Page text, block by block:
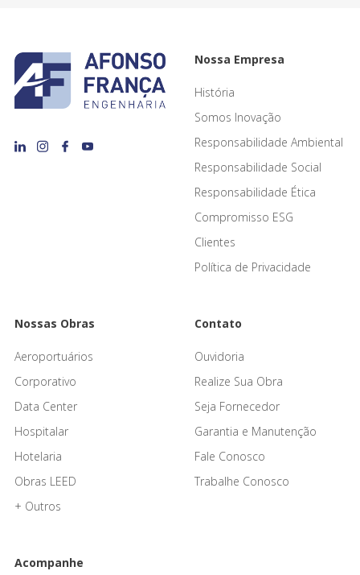
Nossa Empresa
História
Somos Inovação
Responsabilidade Ambiental
Responsabilidade Social
Responsabilidade Ética
Compromisso ESG
Clientes
Política de Privacidade
Nossas Obras
Aeroportuários
Corporativo
Data Center
Hospitalar
Hotelaria
Obras LEED
+ Outros
Contato
Ouvidoria
Realize Sua Obra
Seja Fornecedor
Garantia e Manutenção
Fale Conosco
Trabalhe Conosco
Acompanhe